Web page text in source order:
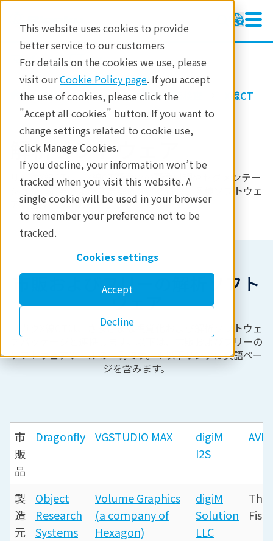
This website uses cookies to provide
better service to our customers
For details on the cookies we use, please
visit ourCookie Policy page. If you accept
the use of cookies, please click the
"Accept all cookies" button. If you want to
change settings related to cookie use,
click Manage Cookies.
If you decline, your information won’t be
tracked when you visit this website. A
single cookie will be used in your browser
to remember your preference not to be
tracked.
Cookies settings
Accept
Decline
マイクロCT
マイクロCT
ラーニング
製品
分析
産業分野
お問合せ
製品 イメージングと非破壊検査 X線CT
解析ソフトウェア
リガクX線CTは、X線CT画像での画像処理やセグメンテー
ション、定量および寸法解析などを行う、各種ソフトウェ
アと互換性があります。
市販およびフリーの解析ソフト
ウェア
リガクX線CTは、さまざまな視覚化および解析ソフトウェ
アパッケージと連携します。以下は、市販およびフリーの
ソフトウェアツールの一例です。＊以下リンクは英語ペー
ジを含みます。
市
販
品
Dragonfly VGSTUDIO MAX
digiM
I2S
製
造
元
Object
Research
Systems
Volume Graphics
(a company of
Hexagon)
digiM
Solution
LLC